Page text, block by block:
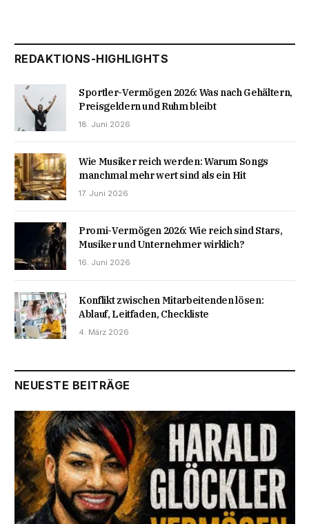
REDAKTIONS-HIGHLIGHTS
Sportler-Vermögen 2026: Was nach Gehältern,
Preisgeldern und Ruhm bleibt
18. Juni 2026
Wie Musiker reich werden: Warum Songs
manchmal mehr wert sind als ein Hit
17. Juni 2026
Promi-Vermögen 2026: Wie reich sind Stars,
Musiker und Unternehmer wirklich?
16. Juni 2026
Konflikt zwischen Mitarbeitenden lösen:
Ablauf, Leitfaden, Checkliste
4. März 2026
NEUESTE BEITRÄGE